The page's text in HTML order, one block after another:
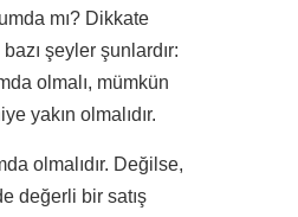
mı? Dikkate
şeyler şunlardır:
olmalı, mümkün
yakın olmalıdır.
olmalıdır. Değilse,
değerli bir satış